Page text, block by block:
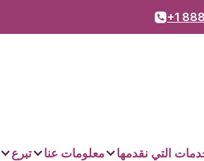
+1
التي نقدمها معلومات عنا تبرع